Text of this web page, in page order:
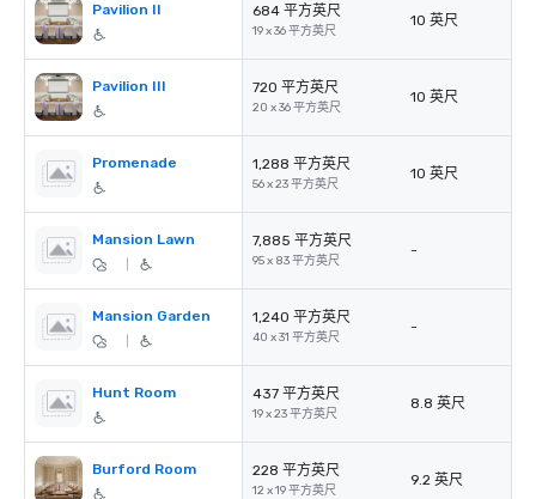
Pavilion II 684 平方英尺
19 x 36 平方英尺
10 英尺
Pavilion III 720 平方英尺
20 x 36 平方英尺
10 英尺
Promenade 1,288 平方英尺
56 x 23 平方英尺
10 英尺
Mansion Lawn 7,885 平方英尺
95 x 83 平方英尺
-
Mansion Garden 1,240 平方英尺
40 x 31 平方英尺
-
Hunt Room 437 平方英尺
19 x 23 平方英尺
8.8 英尺
Burford Room 228 平方英尺
12 x 19 平方英尺
9.2 英尺